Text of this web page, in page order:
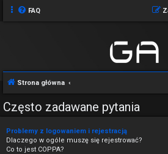
FAQ
Strona główna
Często zadawane pytania
Problemy z logowaniem i rejestracją
Dlaczego w ogóle muszę się rejestrować?
Co to jest COPPA?